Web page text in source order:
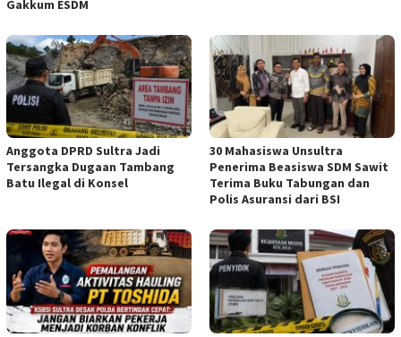
Gakkum ESDM
Anggota DPRD Sultra Jadi
Tersangka Dugaan Tambang
Batu Ilegal di Konsel
30 Mahasiswa Unsultra
Penerima Beasiswa SDM Sawit
Terima Buku Tabungan dan
Polis Asuransi dari BSI